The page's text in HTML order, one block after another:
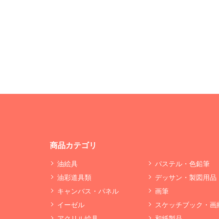
商品カテゴリ
油絵具
油彩道具類
キャンバス・パネル
イーゼル
パステル・色鉛筆
デッサン・製図用品
画筆
スケッチブック・画